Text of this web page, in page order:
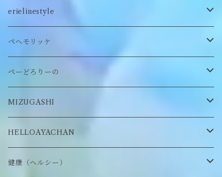
ステッカー
ぬいぐるみヘアピン
缶バッヂ
ロンT
ステッカー・シール
チャーム
ロンT
CAP
other
Tシャツ
バッグ
アクセサリー
雑貨
erielinestyle
ピアス/イヤリング
ネックレス
マスクチェーン
ペヘモリッケ
帽子
キーホルダー
ブローチ
ぺーどろりーの
靴下
スタイ
MIZUGASHI
帽子
アクセサリー
HELLOAYACHAN
ピアス/イヤリング
健康（ヘルシー）